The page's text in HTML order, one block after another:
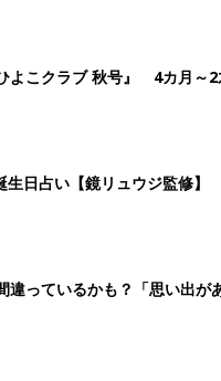
よこクラブ 秋号』 4カ月～2
日占い【鏡リュウジ監修】
っているかも？「思い出が